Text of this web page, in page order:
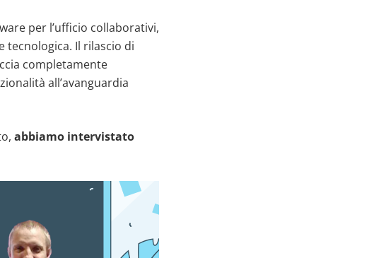
per l’ufficio collaborativi,
tecnologica. Il rilascio di
completamente
all’avanguardia
abbiamo intervistato